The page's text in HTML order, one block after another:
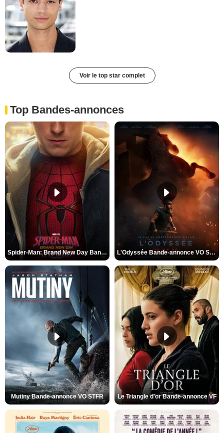
Voir le top star complet
Top Bandes-annonces
Spider-Man: Brand New Day Bande-annonce VO STFR L'Odyssée Bande-annonce VO STFR
Mutiny Bande-annonce VO STFR Le Triangle d'or Bande-annonce VF